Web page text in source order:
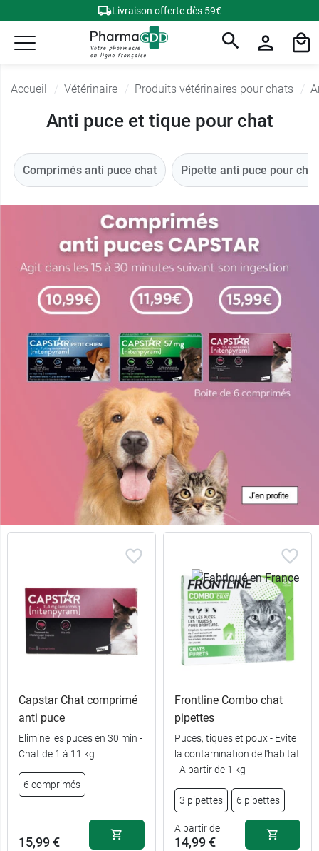
Livraison offerte dès 59€
Accueil Vétérinaire Produits vétérinaires pour chats
Anti puce et tique pour chat
Comprimés anti puce chat Pipette anti puce pour chat
Capstar Chat comprimé
anti puce
Elimine les puces en 30 min -
Chat de 1 à 11 kg
6 comprimés
15,99 €
Frontline Combo chat
pipettes
Puces, tiques et poux - Evite
la contamination de l'habitat
- A partir de 1 kg
3 pipettes 6 pipettes
A partir de
14,99 €